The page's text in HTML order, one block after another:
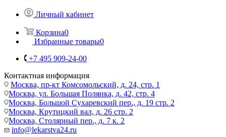
Личный кабинет
Корзина0
Избранные товары0
+7 495 909-24-00
Контактная информация
Москва, пр-кт Комсомольский, д. 24, стр. 1
Москва, ул. Большая Полянка, д. 42, стр. 4
Москва, Большой Сухаревский пер., д. 19 стр. 2
Москва, Крутицкий вал, д. 26 стр. 2
Москва, Столярный пер., д. 7 к. 2
info@lekarstva24.ru